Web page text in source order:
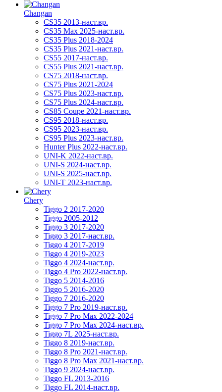
Changan
CS35 2013-наст.вр.
CS35 Max 2025-наст.вр.
CS35 Plus 2018-2024
CS35 Plus 2021-наст.вр.
CS55 2017-наст.вр.
CS55 Plus 2021-наст.вр.
CS75 2018-наст.вр.
CS75 Plus 2021-2024
CS75 Plus 2023-наст.вр.
CS75 Plus 2024-наст.вр.
CS85 Coupe 2021-наст.вр.
CS95 2018-наст.вр.
CS95 2023-наст.вр.
CS95 Plus 2023-наст.вр.
Hunter Plus 2022-наст.вр.
UNI-K 2022-наст.вр.
UNI-S 2024-наст.вр.
UNI-S 2025-наст.вр.
UNI-T 2023-наст.вр.
Chery
Tiggo 2 2017-2020
Tiggo 2005-2012
Tiggo 3 2017-2020
Tiggo 3 2017-наст.вр.
Tiggo 4 2017-2019
Tiggo 4 2019-2023
Tiggo 4 2024-наст.вр.
Tiggo 4 Pro 2022-наст.вр.
Tiggo 5 2014-2016
Tiggo 5 2016-2020
Tiggo 7 2016-2020
Tiggo 7 Pro 2019-наст.вр.
Tiggo 7 Pro Max 2022-2024
Tiggo 7 Pro Max 2024-наст.вр.
Tiggo 7L 2025-наст.вр.
Tiggo 8 2019-наст.вр.
Tiggo 8 Pro 2021-наст.вр.
Tiggo 8 Pro Max 2021-наст.вр.
Tiggo 9 2024-наст.вр.
Tiggo FL 2013-2016
Tiggo FL 2014-наст.вр.